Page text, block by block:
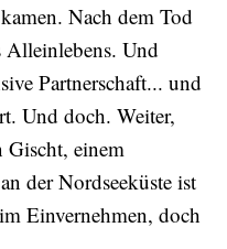
Nach dem Tod
Alleinlebens. Und
Partnerschaft... und
Und doch. Weiter,
einem
der Nordseeküste ist
Einvernehmen, doch